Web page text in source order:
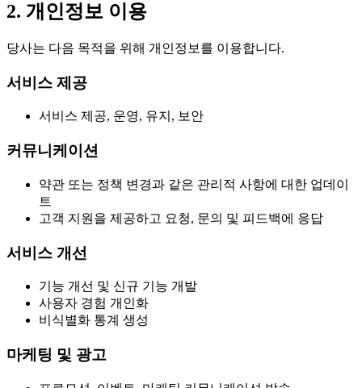
2. 개인정보 이용
당사는 다음 목적을 위해 개인정보를 이용합니다.
서비스 제공
서비스 제공, 운영, 유지, 보안
커뮤니케이션
약관 또는 정책 변경과 같은 관리적 사항에 대한 업데이
트
고객 지원을 제공하고 요청, 문의 및 피드백에 응답
서비스 개선
기능 개선 및 신규 기능 개발
사용자 경험 개인화
비식별화 통계 생성
마케팅 및 광고